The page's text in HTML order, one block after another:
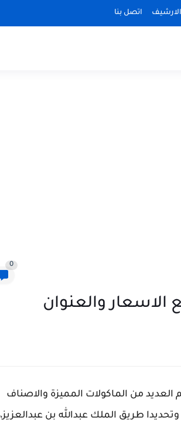
الارشيف اتصل بنا
0
الاسعار والعنوان
من الماكولات المميزة والاصناف
طريق الملك عبدالله بن عبدالعزيز،